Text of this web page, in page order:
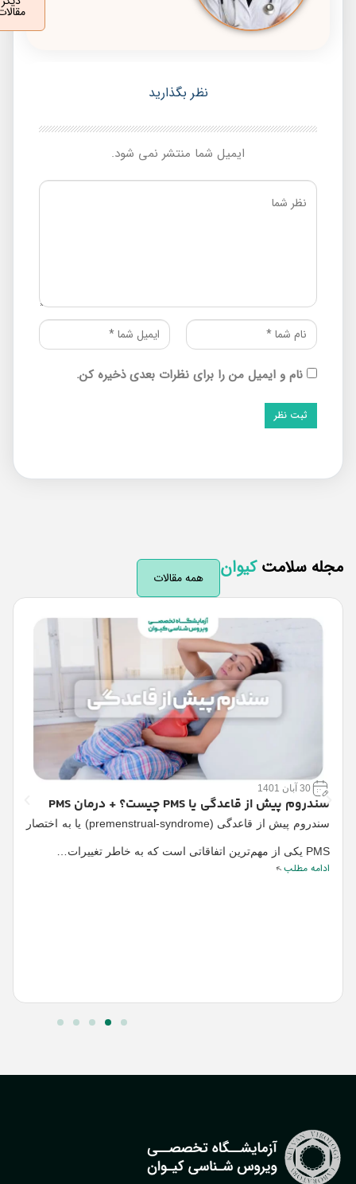
مقالات
نظر بگذارید
ایمیل شما منتشر نمی شود.
نام و ایمیل من را برای نظرات بعدی ذخیره کن.
سلامتکیوان همه مقالات
30 آبان 1401
سندروم پیش از قاعدگی یا PMS چیست؟ + درمان PMS
سندروم پیش از قاعدگی (premenstrual-syndrome) یا به اختصار
ادامه مطلب